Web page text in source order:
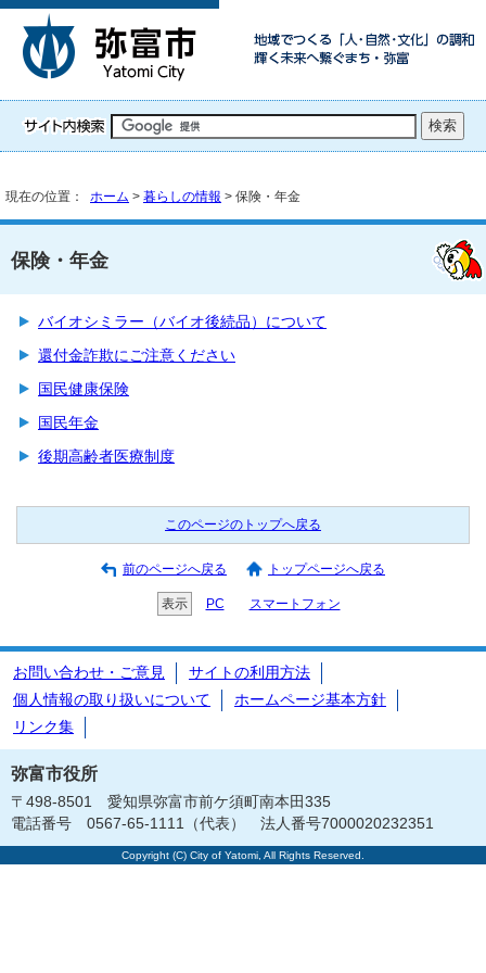
現在の位置： ホーム > 暮らしの情報 > 保険・年金
保険・年金
バイオシミラー（バイオ後続品）について
還付金詐欺にご注意ください
国民健康保険
国民年金
後期高齢者医療制度
このページのトップへ戻る
前のページへ戻る トップページへ戻る
表示 PC スマートフォン
お問い合わせ・ご意見
サイトの利用方法
個人情報の取り扱いについて
ホームページ基本方針
リンク集
弥富市役所
〒498-8501 愛知県弥富市前ケ須町南本田335
電話番号 0567-65-1111（代表） 法人番号7000020232351
Copyright (C) City of Yatomi, All Rights Reserved.